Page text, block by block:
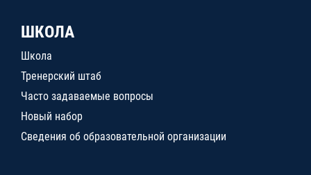
ШКОЛА
Школа
Тренерский штаб
Часто задаваемые вопросы
Новый набор
Сведения об образовательной организации